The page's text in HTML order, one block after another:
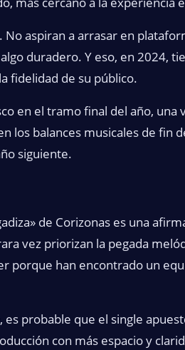
aspiran a arrasar en
duradero. Y eso, en 2024,
fidelidad de su público.
en el tramo final del año, una
los balances musicales de fin
siguiente.
de Corizonas es una
vez priorizan la pegada
porque han encontrado un
probable que el single
con más espacio y